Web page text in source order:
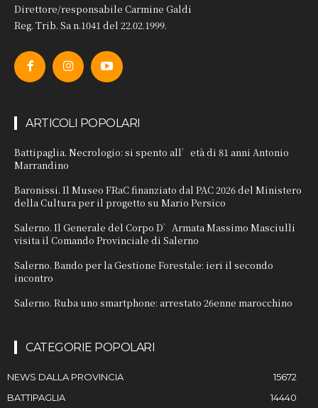
Direttore/responsabile Carmine Galdi
Reg. Trib. Sa n.1041 del 22.02.1999.
ARTICOLI POPOLARI
Battipaglia. Necrologio: si spento all’età di 81 anni Antonio
Marrandino
Baronissi. Il Museo FRaC finanziato dal PAC 2026 del Ministero
della Cultura per il progetto su Mario Persico
Salerno. Il Generale del Corpo D’Armata Massimo Masciulli
visita il Comando Provinciale di Salerno
Salerno. Bando per la Gestione Forestale: ieri il secondo
incontro
Salerno. Ruba uno smartphone: arrestato 26enne marocchino
CATEGORIE POPOLARI
NEWS DALLA PROVINCIA
15672
BATTIPAGLIA
14440